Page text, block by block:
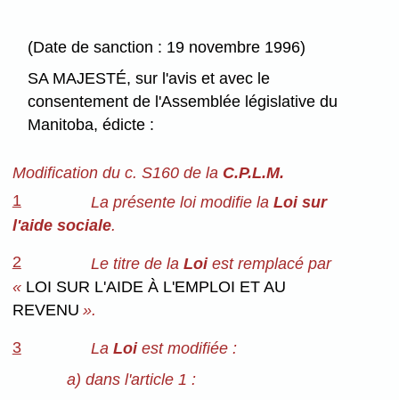
(Date de sanction : 19 novembre 1996)
SA MAJESTÉ, sur l'avis et avec le
consentement de l'Assemblée législative du
Manitoba, édicte :
Modification du c. S160 de la C.P.L.M.
1
La présente loi modifie la Loi sur
l'aide sociale.
2 Le titre de la Loiest remplacé par
« LOI SUR L'AIDE À L'EMPLOI ET AU
REVENU ».
3 La Loi est modifiée :
a) dans l'article 1 :